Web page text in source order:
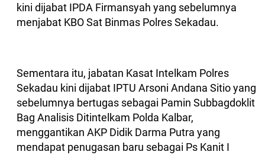
kini dijabat IPDA Firmansyah yang sebelumnya
menjabat KBO Sat Binmas Polres Sekadau.
Sementara itu, jabatan Kasat Intelkam Polres
Sekadau kini dijabat IPTU Arsoni Andana Sitio yang
sebelumnya bertugas sebagai Pamin Subbagdoklit
Bag Analisis Ditintelkam Polda Kalbar,
menggantikan AKP Didik Darma Putra yang
mendapat penugasan baru sebagai Ps Kanit I